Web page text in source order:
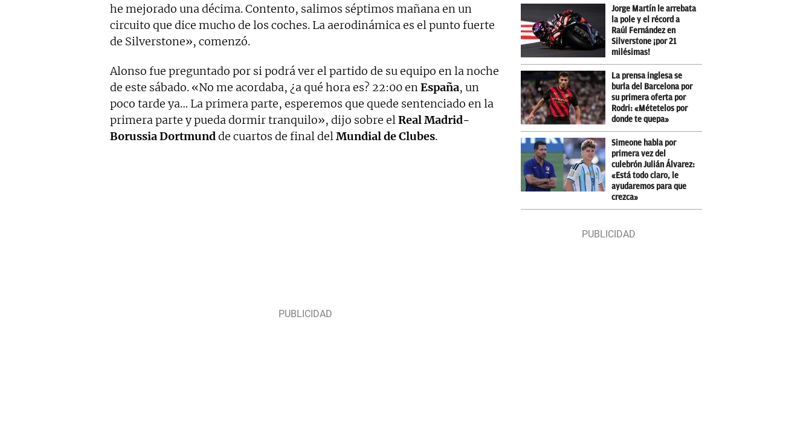
he mejorado una décima. Contento, salimos séptimos mañana en un
circuito que dice mucho de los coches. La aerodinámica es el punto fuerte
de Silverstone», comenzó.
Alonso fue preguntado por si podrá ver el partido de su equipo en la noche
de este sábado. «No me acordaba, ¿a qué hora es? 22:00 enEspaña, un
poco tarde ya… La primera parte, esperemos que quede sentenciado en la
primera parte y pueda dormir tranquilo», dijo sobre elReal Madrid-
Borussia Dortmundde cuartos de final delMundial de Clubes.
Jorge Martín le arrebata
la pole y el récord a
Raúl Fernández en
Silverstone ¡por 21
milésimas!
La prensa inglesa se
burla del Barcelona por
su primera oferta por
Rodri: «Métetelos por
donde te quepa»
Simeone habla por
primera vez del
culebrón Julián Álvarez:
«Está todo claro, le
ayudaremos para que
crezca»